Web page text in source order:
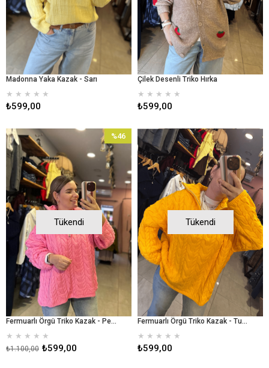
Madonna Yaka Kazak - Sarı
★ ★ ★ ★ ★
₺599,00
Çilek Desenli Triko Hırka
★ ★ ★ ★ ★
₺599,00
Tükendi
Fermuarlı Örgü Triko Kazak - Pembe
★ ★ ★ ★ ★
₺599,00
₺1.100,00
%46
İndirim
%46İndirim
Tükendi
Fermuarlı Örgü Triko Kazak - Turuncu
★ ★ ★ ★ ★
₺599,00